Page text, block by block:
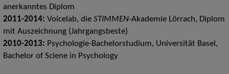
anerkanntes Diplom
2011-2014: Voicelab, die STIMMEN-Akademie Lörrach, Diplom
mit Auszeichnung (Jahrgangsbeste)
2010-2013: Psychologie-Bachelorstudium, Universität Basel,
Bachelor of Sciene in Psychology